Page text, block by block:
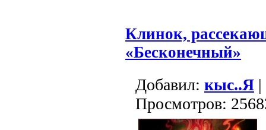
Клинок,
«Бесконечный»
Добавил: кыс..Я
Просмотров: